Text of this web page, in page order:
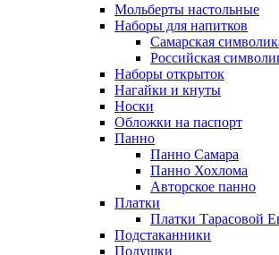
Мольберты настольные
Наборы для напитков
Самарская
Российская
Наборы открыток
Нагайки и кнуты
Носки
Обложки на паспорт
Панно
Панно Самара
Панно Хохлома
Авторское панно
Платки
Платки Тарасовой
Подстаканники
Подушки